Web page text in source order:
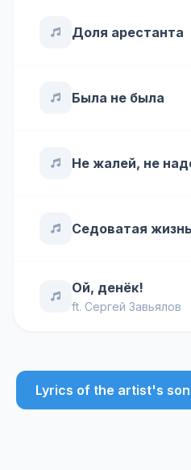
Доля арестанта
Была не была
Не жалей, не
Седоватая жизнь
Ой, денёк!
ft. Сергей Завьялов
Lyrics of the artist's